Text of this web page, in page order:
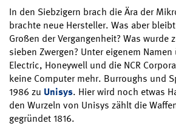
In den Siebzigern brach die Ära der
brachte neue Hersteller. Was aber
Großen der Vergangenheit? Was wurde
sieben Zwergen? Unter eigenem
Electric, Honeywell und die NCR
keine Computer mehr. Burroughs und
1986 zu Unisys. Hier wird noch etwas
den Wurzeln von Unisys zählt die
gegründet 1816.